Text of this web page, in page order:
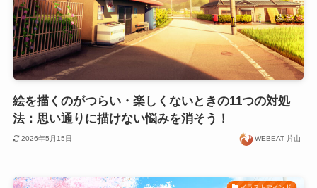
絵を描くのがつらい・楽しくないときの11つの対処
法：思い通りに描けない悩みを消そう！
2026年5月15日 WEBEAT 片山